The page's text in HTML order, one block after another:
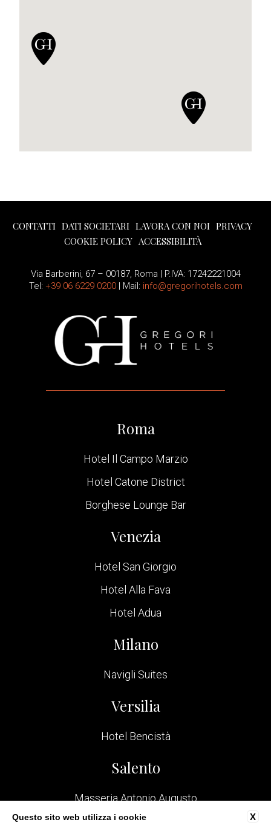
CONTATTI DATI SOCIETARI LAVORA CON NOI PRIVACY
COOKIE POLICY ACCESSIBILITÀ
Via Barberini, 67 – 00187, Roma | P.IVA: 17242221004
Tel: +39 06 6229 0200| Mail: info@gregorihotels.com
Roma
Hotel Il Campo Marzio
Hotel Catone District
Borghese Lounge Bar
Venezia
Hotel San Giorgio
Hotel Alla Fava
Hotel Adua
Milano
Navigli Suites
Versilia
Hotel Bencistà
Salento
Masseria Antonio Augusto
X
Questo sito web utilizza i cookie